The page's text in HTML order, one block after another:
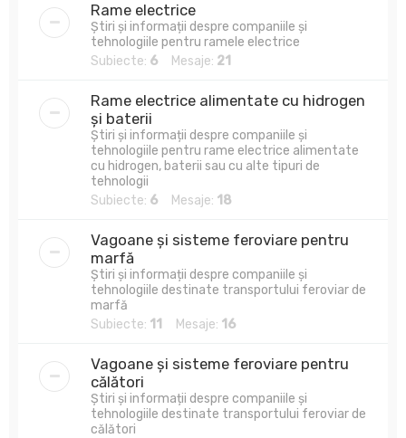
Rame electrice
Știri și informații despre companiile și
tehnologiile pentru ramele electrice
Subiecte: 6 Mesaje: 21
Rame electrice alimentate cu hidrogen
și baterii
Știri și informații despre companiile și
tehnologiile pentru rame electrice alimentate
cu hidrogen, baterii sau cu alte tipuri de
tehnologii
Subiecte: 6 Mesaje: 18
Vagoane și sisteme feroviare pentru
marfă
Știri și informații despre companiile și
tehnologiile destinate transportului feroviar de
marfă
Subiecte: 11 Mesaje: 16
Vagoane și sisteme feroviare pentru
călători
Știri și informații despre companiile și
tehnologiile destinate transportului feroviar de
călători